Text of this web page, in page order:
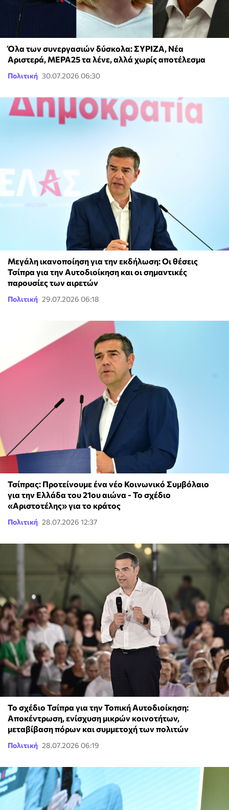
Όλα των συνεργασιών δύσκολα: ΣΥΡΙΖΑ, Νέα
Αριστερά, ΜΕΡΑ25 τα λένε, αλλά χωρίς αποτέλεσμα
Πολιτική 30.07.2026 06:30
Μεγάλη ικανοποίηση για την εκδήλωση: Οι θέσεις
Τσίπρα για την Αυτοδιοίκηση και οι σημαντικές
παρουσίες των αιρετών
Πολιτική 29.07.2026 06:18
Τσίπρας: Προτείνουμε ένα νέο Κοινωνικό Συμβόλαιο
για την Ελλάδα του 21ου αιώνα - Το σχέδιο
«Αριστοτέλης» για το κράτος
Πολιτική 28.07.2026 12:37
Το σχέδιο Τσίπρα για την Τοπική Αυτοδιοίκηση:
Αποκέντρωση, ενίσχυση μικρών κοινοτήτων,
μεταβίβαση πόρων και συμμετοχή των πολιτών
Πολιτική 28.07.2026 06:19